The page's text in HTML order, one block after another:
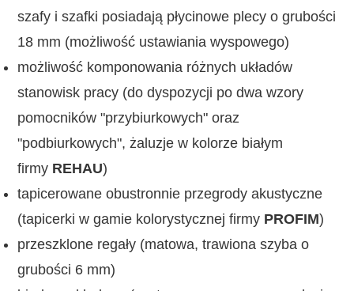
szafy i szafki posiadają płycinowe plecy o grubości
18 mm (możliwość ustawiania wyspowego)
możliwość komponowania różnych układów
stanowisk pracy (do dyspozycji po dwa wzory
pomocników "przybiurkowych" oraz
"podbiurkowych", żaluzje w kolorze białym
firmy REHAU)
tapicerowane obustronnie przegrody akustyczne
(tapicerki w gamie kolorystycznej firmy PROFIM)
przeszklone regały (matowa, trawiona szyba o
grubości 6 mm)